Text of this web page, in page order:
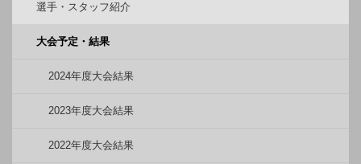
選手・スタッフ紹介
大会予定・結果
2024年度大会結果
2023年度大会結果
2022年度大会結果